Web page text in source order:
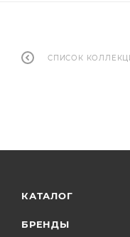
СПИСОК
КАТАЛОГ
БРЕНДЫ